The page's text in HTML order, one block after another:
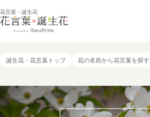
花言葉・誕生花
誕生花・花言葉トップ 花の名前から花言葉を探す